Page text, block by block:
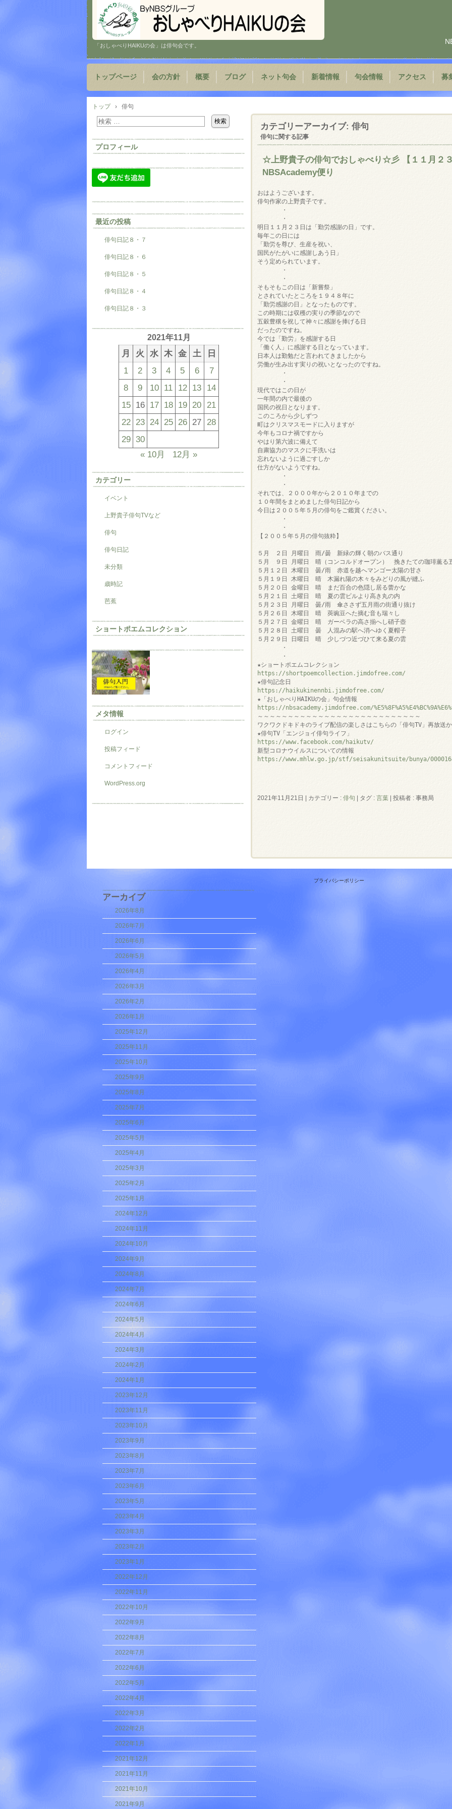
「おしゃべりHAIKUの会」は俳句会です。
トップページ 会の方針 概要 ブログ ネット句会 新着情報 句会情報 アクセス 募
トップ › 俳句
カテゴリーアーカイブ: 俳句
俳句に関する記事
☆上野貴子の俳句でおしゃべり☆彡 【１１月２
NBSAcademy便り
おはようございます。
俳句作家の上野貴子です。
・
・
明日１１月２３日は「勤労感謝の日」です。
毎年この日には
「勤労を尊び、生産を祝い、
国民がたがいに感謝しあう日」
そう定められています。
・
・
そもそもこの日は「新嘗祭」
とされていたところを１９４８年に
「勤労感謝の日」となったものです。
この時期には収穫の実りの季節なので
五穀豊穣を祝して神々に感謝を捧げる日
だったのですね。
今では「勤労」を感謝する日
「働く人」に感謝する日となっています。
日本人は勤勉だと言われてきましたから
労働が生み出す実りの祝いとなったのですね。
・
・
現代ではこの日が
一年間の内で最後の
国民の祝日となります。
このころから少しずつ
町はクリスマスモードに入りますが
今年もコロナ禍ですから
やはり第六波に備えて
自粛協力のマスクに手洗いは
忘れないように過ごすしか
仕方がないようですね。
・
・
それでは、２０００年から２０１０年までの
１０年間をまとめました俳句日記から
今日は２００５年５月の俳句をご鑑賞ください。
・
・
５月　２日 月曜日　雨/曇　新緑の輝く朝のバス通り
５月　９日 月曜日　晴（コンコルドオープン）　挽きたての珈琲薫る
５月１２日 木曜日　曇/雨　赤道を越へマンゴー太陽の甘さ
５月１９日 木曜日　晴　木漏れ陽の木々をみどりの風が縫ふ
５月２０日 金曜日　晴　まだ百合の色隠し居る蕾かな
５月２１日 土曜日　晴　夏の雲ビルより高き丸の内
５月２３日 月曜日　曇/雨　傘ささず五月雨の街通り抜け
５月２６日 木曜日　晴　莢豌豆へた摘む音も瑞々し
５月２７日 金曜日　晴　ガーベラの高さ揃へし硝子壺
５月２８日 土曜日　曇　人混みの駅へ消へゆく夏帽子
５月２９日 日曜日　晴　少しづつ近づひて来る夏の雲
・
・
https://shortpoemcollection.jimdofree.com/
https://haikukinennbi.jimdofree.com/
https://nbsacademy.jimdofree.com/
～～～～～～～～～～～～～～～～～～～～～～～～～～～
ワクワクドキドキのライブ配信の楽しさはこちらの「俳句TV」再放送
https://www.facebook.com/haikutv/
https://www.mhlw.go.jp/stf/seisakunitsuite/bunya/
2021年11月21日 カテゴリー : 俳句 タグ : 言葉 投稿者 : 事務局
プロフィール
最近の投稿
俳句日記８・７
俳句日記８・６
俳句日記８・５
俳句日記８・４
俳句日記８・３
2021年11月
月 火 水 木 金 土
日
1
2 3 4 5 6
7
8
9 10 11 12 13 14
15 16 17 18 19 20 21
22 23 24 25 26 27 28
29 30
« 10月
12月 »
カテゴリー
イベント
上野貴子俳句TVなど
俳句
俳句日記
未分類
歳時記
芭蕉
ショートポエムコレクション
メタ情報
ログイン
投稿フィード
コメントフィード
WordPress.org
プライバシーポリシー
アーカイブ
2026年8月
2026年7月
2026年6月
2026年5月
2026年4月
2026年3月
2026年2月
2026年1月
2025年12月
2025年11月
2025年10月
2025年9月
2025年8月
2025年7月
2025年6月
2025年5月
2025年4月
2025年3月
2025年2月
2025年1月
2024年12月
2024年11月
2024年10月
2024年9月
2024年8月
2024年7月
2024年6月
2024年5月
2024年4月
2024年3月
2024年2月
2024年1月
2023年12月
2023年11月
2023年10月
2023年9月
2023年8月
2023年7月
2023年6月
2023年5月
2023年4月
2023年3月
2023年2月
2023年1月
2022年12月
2022年11月
2022年10月
2022年9月
2022年8月
2022年7月
2022年6月
2022年5月
2022年4月
2022年3月
2022年2月
2022年1月
2021年12月
2021年11月
2021年10月
2021年9月